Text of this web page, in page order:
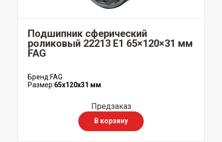
Подшипник сферический
роликовый 22213 E1 65×120×31 мм
FAG
Бренд:FAG
Размер:65x120x31 мм
Предзаказ
В корзину